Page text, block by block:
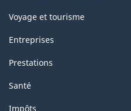
Voyage et tourisme
Entreprises
Prestations
Santé
Impôts